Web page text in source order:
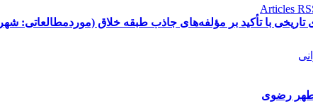
با تأکید بر مؤلفه‌های جاذب طبقه خلاق (موردمطالعاتی:
رضوی